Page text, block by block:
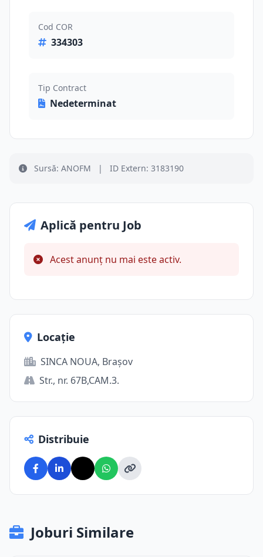
Cod COR
334303
Tip Contract
Nedeterminat
Sursă: ANOFM | ID Extern: 3183190
Aplică pentru Job
Acest anunț nu mai este activ.
Locație
SINCA NOUA, Brașov
Str., nr. 67B,CAM.3.
Distribuie
Joburi Similare